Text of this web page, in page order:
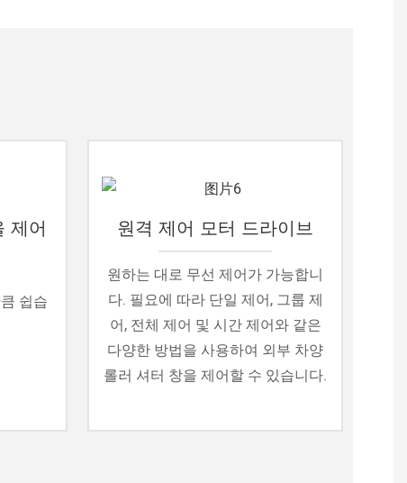
제어
쉽습
원격 제어 모터 드라이브
원하는 대로 무선 제어가 가능합니
다. 필요에 따라 단일 제어, 그룹 제
어, 전체 제어 및 시간 제어와 같은
다양한 방법을 사용하여 외부 차양
롤러 셔터 창을 제어할 수 있습니다.